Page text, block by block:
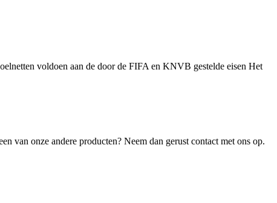
voldoen aan de door de FIFA en KNVB gestelde eisen Het
van onze andere producten? Neem dan gerust contact met ons op.